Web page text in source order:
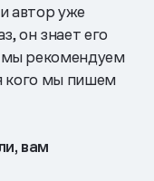
автор уже
он знает его
рекомендуем
кого мы пишем
вам